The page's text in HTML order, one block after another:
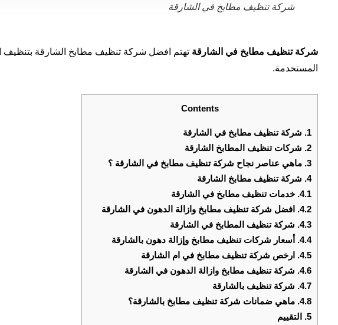
شركة تنظيف مطابخ في الشارقة
شركة تنظيف مطابخ في الشارقة تهتم افضل شركة تنظيف مطابخ الشارقة بتنظيف
المستخدمة.
Contents
1. شركة تنظيف مطابخ في الشارقة
2. شركات تنظيف المطابخ الشارقة
3. ماهي عناصر نجاح شركة تنظيف مطابخ في الشارقة ؟
4. شركة تنظيف مطابخ الشارقة
4.1. خدمات تنظيف مطابخ في الشارقة
4.2.
افضل شركة تنظيف مطابخ وازالة الدهون في الشارقة
4.3. شركة تنظيف المطابخ في الشارقة
4.4.
أسعار شركات تنظيف مطابخ وإزالة دهون بالشارقة
4.5.
ارخص شركة تنظيف مطابخ في ام الشارقة
4.6. شركة تنظيف مطابخ وازالة الدهون في الشارقة
4.7. شركة تنظيف بالشارقة
4.8. ماهي ضمانات شركة تنظيف مطابخ بالشارقة؟
5.
التقييم